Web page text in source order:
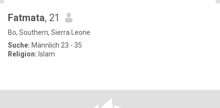
Fatmata, 21
Bo, Southern, Sierra Leone
Suche: Männlich 23 - 35
Religion: Islam